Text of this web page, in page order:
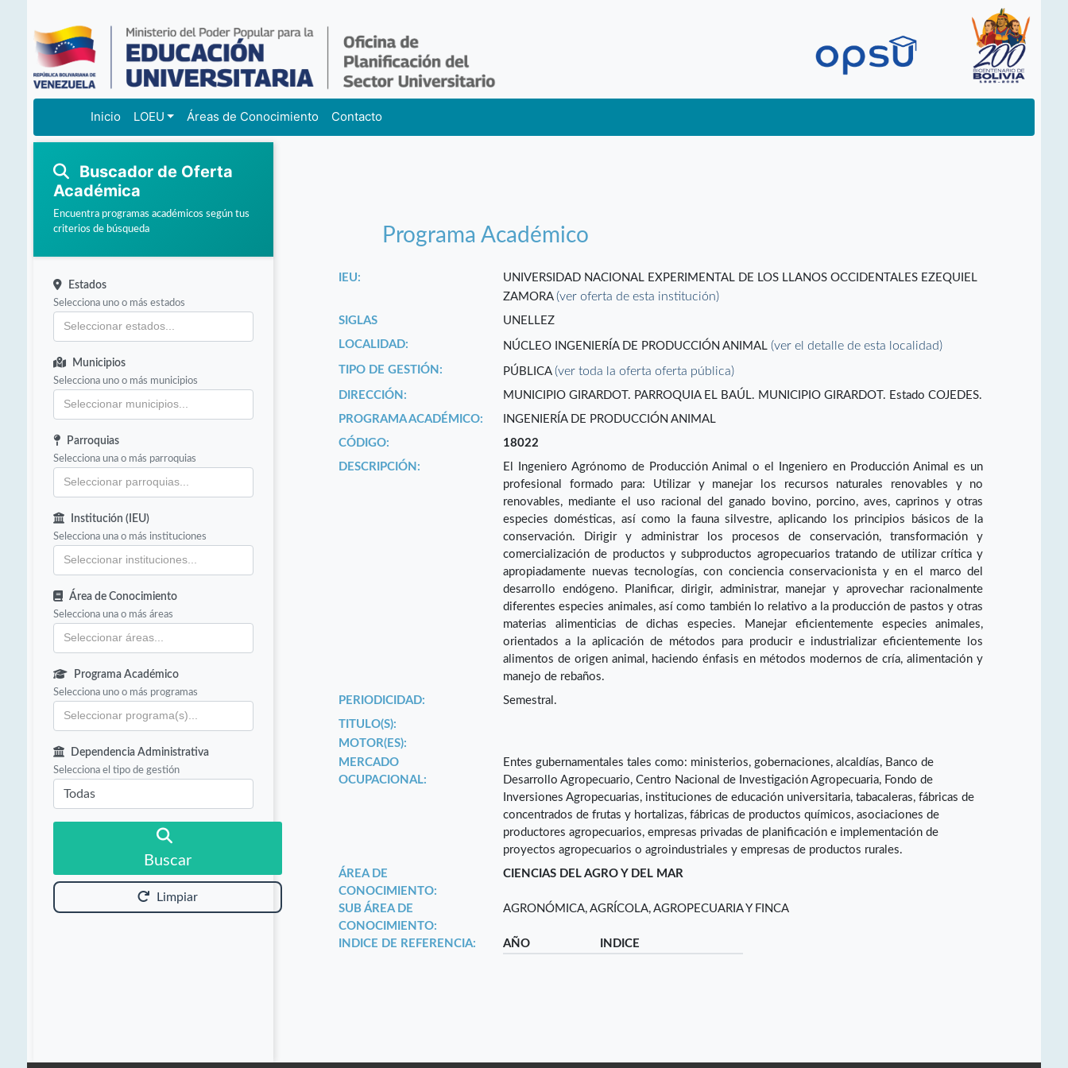
Inicio LOEU Áreas de Conocimiento Contacto
Buscador de Oferta
Académica
Encuentra programas académicos según tus
criterios de búsqueda
Estados
Selecciona uno o más estados
Municipios
Selecciona uno o más municipios
Parroquias
Selecciona una o más parroquias
Institución (IEU)
Selecciona una o más instituciones
Área de Conocimiento
Selecciona una o más áreas
Programa Académico
Selecciona uno o más programas
Dependencia Administrativa
Selecciona el tipo de gestión
Buscar
Limpiar
Programa Académico
IEU:
UNIVERSIDAD NACIONAL EXPERIMENTAL DE LOS LLANOS OCCIDENTALES EZEQUIEL
ZAMORA(ver oferta de esta institución)
SIGLAS
UNELLEZ
LOCALIDAD:
NÚCLEO INGENIERÍA DE PRODUCCIÓN ANIMAL(ver el detalle de esta localidad)
TIPO DE GESTIÓN: PÚBLICA(ver toda la oferta oferta pública)
DIRECCIÓN:
MUNICIPIO GIRARDOT. PARROQUIA EL BAÚL. MUNICIPIO GIRARDOT. Estado COJEDES.
PROGRAMA ACADÉMICO:
INGENIERÍA DE PRODUCCIÓN ANIMAL
CÓDIGO:
18022
DESCRIPCIÓN:
El Ingeniero Agrónomo de Producción Animal o el Ingeniero en Producción Animal es un
profesional formado para: Utilizar y manejar los recursos naturales renovables y no
renovables, mediante el uso racional del ganado bovino, porcino, aves, caprinos y otras
especies domésticas, así como la fauna silvestre, aplicando los principios básicos de la
conservación. Dirigir y administrar los procesos de conservación, transformación y
comercialización de productos y subproductos agropecuarios tratando de utilizar crítica y
apropiadamente nuevas tecnologías, con conciencia conservacionista y en el marco del
desarrollo endógeno. Planificar, dirigir, administrar, manejar y aprovechar racionalmente
diferentes especies animales, así como también lo relativo a la producción de pastos y otras
materias alimenticias de dichas especies. Manejar eficientemente especies animales,
orientados a la aplicación de métodos para producir e industrializar eficientemente los
alimentos de origen animal, haciendo énfasis en métodos modernos de cría, alimentación y
manejo de rebaños.
PERIODICIDAD:
Semestral.
TITULO(S):
MOTOR(ES):
MERCADO
OCUPACIONAL:
Entes gubernamentales tales como: ministerios, gobernaciones, alcaldías, Banco de
Desarrollo Agropecuario, Centro Nacional de Investigación Agropecuaria, Fondo de
Inversiones Agropecuarias, instituciones de educación universitaria, tabacaleras, fábricas de
concentrados de frutas y hortalizas, fábricas de productos químicos, asociaciones de
productores agropecuarios, empresas privadas de planificación e implementación de
proyectos agropecuarios o agroindustriales y empresas de productos rurales.
ÁREA DE
CONOCIMIENTO:
CIENCIAS DEL AGRO Y DEL MAR
SUB ÁREA DE
CONOCIMIENTO:
AGRONÓMICA, AGRÍCOLA, AGROPECUARIA Y FINCA
INDICE DE REFERENCIA: AÑO INDICE